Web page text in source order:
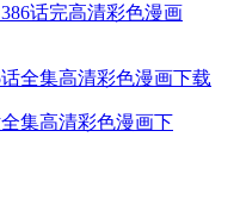
话完高清彩色漫画
集高清彩色漫画下